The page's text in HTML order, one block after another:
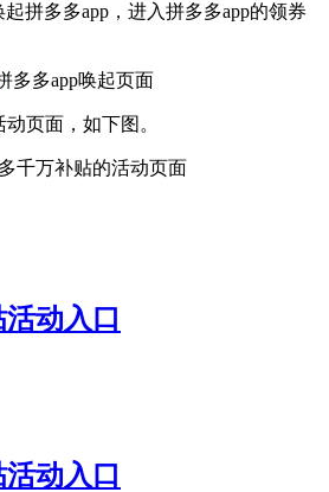
拼多多app，进入拼多多app的领券
页面，如下图。
动入口
动入口